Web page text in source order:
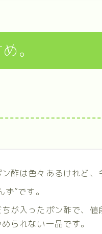
。
酢は色々あるけれど
”です。
が入ったポン酢で、
られない一品です。